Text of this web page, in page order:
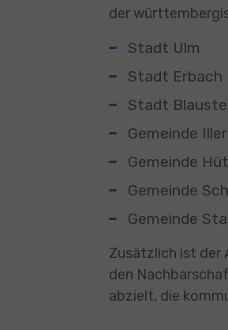
der
Stadt Ulm
Stadt Erbach
Stadt
Gemeinde
Gemeinde
Gemeinde
Gemeinde
Zusätzlich ist der
den
abzielt, die